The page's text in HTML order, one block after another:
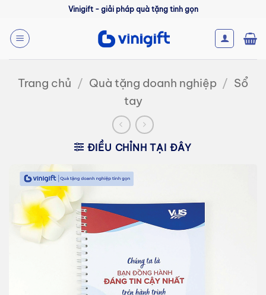
nội
dung
Vinigift - giải pháp quà tặng tinh gọn
Trang chủ / Quà tặng doanh nghiệp / Sổ
tay
ĐIỀU CHỈNH TẠI ĐÂY